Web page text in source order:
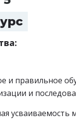
и правильное
и
усваиваемость